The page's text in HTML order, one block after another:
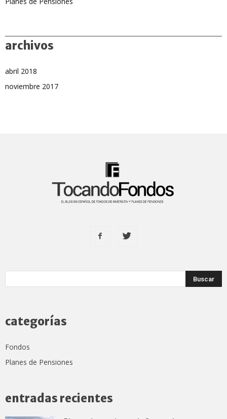
archivos
abril 2018
noviembre 2017
categorías
Fondos
Planes de Pensiones
entradas recientes